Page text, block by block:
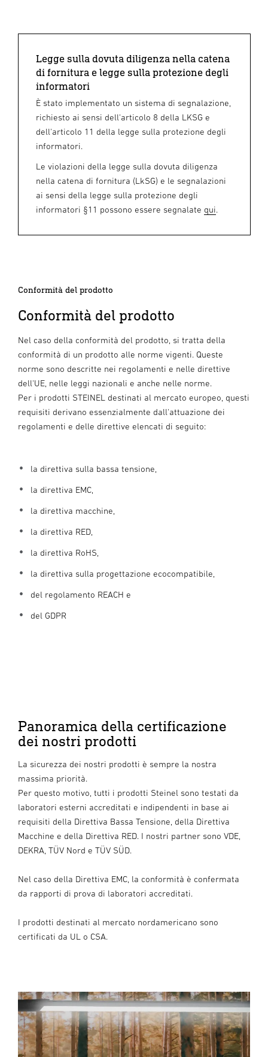
Legge sulla dovuta diligenza nella catena
di fornitura e legge sulla protezione degli
informatori
È stato implementato un sistema di segnalazione,
richiesto ai sensi dell'articolo 8 della LKSG e
dell'articolo 11 della legge sulla protezione degli
informatori.
Le violazioni della legge sulla dovuta diligenza
nella catena di fornitura (LkSG) e le segnalazioni
ai sensi della legge sulla protezione degli
informatori §11 possono essere segnalate qui.
Conformità del prodotto
Conformità del prodotto
Nel caso della conformità del prodotto, si tratta della
conformità di un prodotto alle norme vigenti. Queste
norme sono descritte nei regolamenti e nelle direttive
dell'UE, nelle leggi nazionali e anche nelle norme.
Per i prodotti STEINEL destinati al mercato europeo, questi
requisiti derivano essenzialmente dall'attuazione dei
regolamenti e delle direttive elencati di seguito:
la direttiva sulla bassa tensione,
la direttiva EMC,
la direttiva macchine,
la direttiva RED,
la direttiva RoHS,
la direttiva sulla progettazione ecocompatibile,
del regolamento REACH e
del GDPR
Panoramica della certificazione
dei nostri prodotti
La sicurezza dei nostri prodotti è sempre la nostra
massima priorità.
Per questo motivo, tutti i prodotti Steinel sono testati da
laboratori esterni accreditati e indipendenti in base ai
requisiti della Direttiva Bassa Tensione, della Direttiva
Macchine e della Direttiva RED. I nostri partner sono VDE,
DEKRA, TÜV Nord e TÜV SÜD.
Nel caso della Direttiva EMC, la conformità è confermata
da rapporti di prova di laboratori accreditati.
I prodotti destinati al mercato nordamericano sono
certificati da UL o CSA.